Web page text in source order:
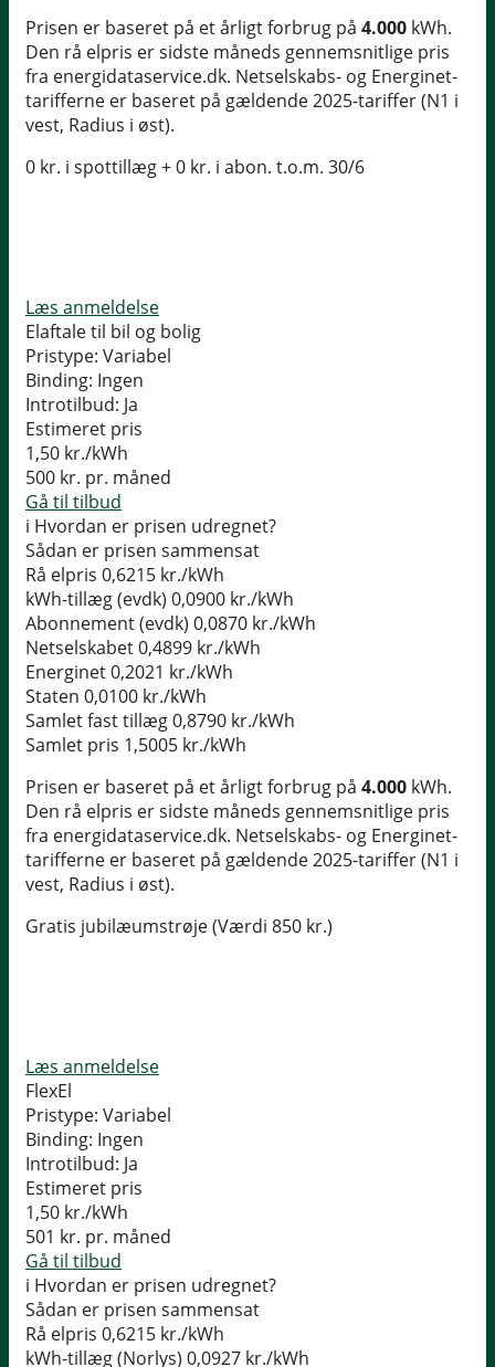
Prisen er baseret på et årligt forbrug på 4.000 kWh.
Den rå elpris er sidste måneds gennemsnitlige pris
fra energidataservice.dk. Netselskabs- og Energinet-
tarifferne er baseret på gældende 2025-tariffer (N1 i
vest, Radius i øst).
0 kr. i spottillæg + 0 kr. i abon. t.o.m. 30/6
Læs anmeldelse
Elaftale til bil og bolig
Pristype: Variabel
Binding: Ingen
Introtilbud: Ja
Estimeret pris
1,50 kr./kWh
500 kr. pr. måned
Gå til tilbud
i Hvordan er prisen udregnet?
Sådan er prisen sammensat
Rå elpris 0,6215 kr./kWh
kWh-tillæg (evdk) 0,0900 kr./kWh
Abonnement (evdk) 0,0870 kr./kWh
Netselskabet0,4899 kr./kWh
Energinet0,2021 kr./kWh
Staten 0,0100 kr./kWh
Samlet fast tillæg0,8790 kr./kWh
Samlet pris 1,5005 kr./kWh
Prisen er baseret på et årligt forbrug på 4.000 kWh.
Den rå elpris er sidste måneds gennemsnitlige pris
fra energidataservice.dk. Netselskabs- og Energinet-
tarifferne er baseret på gældende 2025-tariffer (N1 i
vest, Radius i øst).
Gratis jubilæumstrøje (Værdi 850 kr.)
Læs anmeldelse
FlexEl
Pristype: Variabel
Binding: Ingen
Introtilbud: Ja
Estimeret pris
1,50 kr./kWh
501 kr. pr. måned
Gå til tilbud
i Hvordan er prisen udregnet?
Sådan er prisen sammensat
Rå elpris 0,6215 kr./kWh
kWh-tillæg (Norlys) 0,0927 kr./kWh